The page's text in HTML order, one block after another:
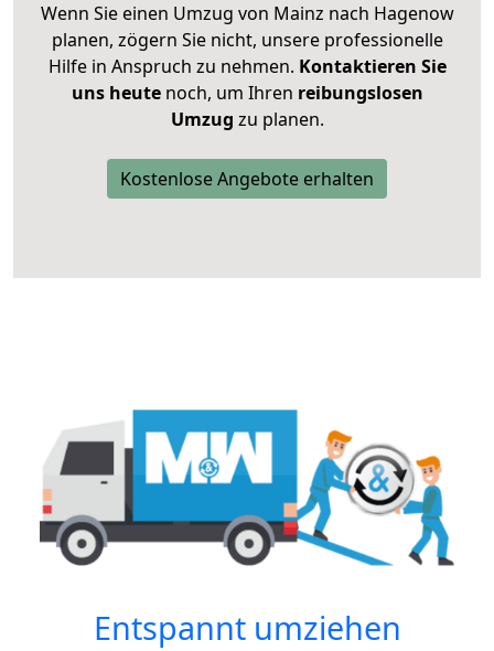
Wenn Sie einen Umzug von Mainz nach Hagenow
planen, zögern Sie nicht, unsere professionelle
Hilfe in Anspruch zu nehmen. Kontaktieren Sie
uns heutenoch, um Ihren reibungslosen
Umzug zu planen.
Kostenlose Angebote erhalten
Entspannt umziehen